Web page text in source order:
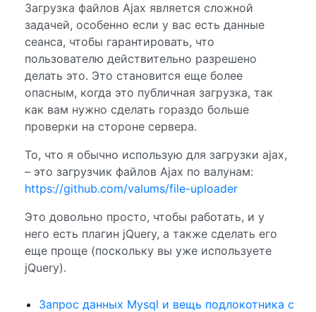
Загрузка файлов Ajax является сложной
задачей, особенно если у вас есть данные
сеанса, чтобы гарантировать, что
пользователю действительно разрешено
делать это. Это становится еще более
опасным, когда это публичная загрузка, так
как вам нужно сделать гораздо больше
проверки на стороне сервера.
То, что я обычно использую для загрузки ajax,
– это загрузчик файлов Ajax по валунам:
https://github.com/valums/file-uploader
Это довольно просто, чтобы работать, и у
него есть плагин jQuery, а также сделать его
еще проще (поскольку вы уже используете
jQuery).
Запрос данных Mysql и вещь подлокотника с